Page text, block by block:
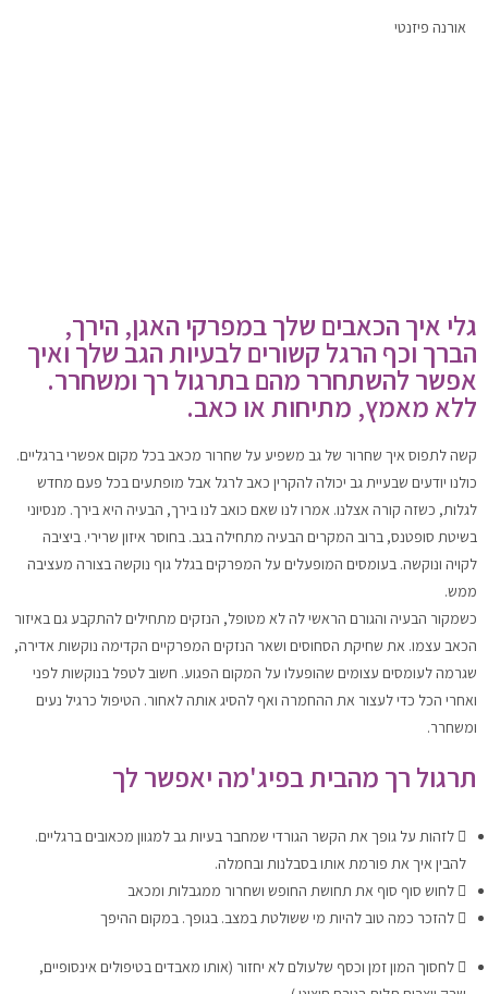
אורנה פיזנטי
גלי איך הכאבים שלך במפרקי האגן, הירך,
הברך וכף הרגל קשורים לבעיות הגב שלך ואיך
אפשר להשתחרר מהם בתרגול רך ומשחרר.
ללא מאמץ, מתיחות או כאב.
קשה לתפוס איך שחרור של גב משפיע על שחרור מכאב בכל מקום אפשרי ברגליים.
כולנו יודעים שבעיית גב יכולה להקרין כאב לרגל אבל מופתעים בכל פעם מחדש
לגלות, כשזה קורה אצלנו. אמרו לנו שאם כואב לנו בירך, הבעיה היא בירך. מנסיוני
בשיטת סופטנס, ברוב המקרים הבעיה מתחילה בגב. בחוסר איזון שרירי. ביציבה
לקויה ונוקשה. בעומסים המופעלים על המפרקים בגלל גוף נוקשה בצורה מעציבה
ממש.
כשמקור הבעיה והגורם הראשי לה לא מטופל, הנזקים מתחילים להתקבע גם באיזור
הכאב עצמו. את שחיקת הסחוסים ושאר הנזקים המפרקיים הקדימה נוקשות אדירה,
שגרמה לעומסים עצומים שהופעלו על המקום הפגוע. חשוב לטפל בנוקשות לפני
ואחרי הכל כדי לעצור את ההחמרה ואף להסיג אותה לאחור. הטיפול כרגיל נעים
ומשחרר.
תרגול רך מהבית בפיג'מה יאפשר לך
לזהות על גופך את הקשר הגורדי שמחבר בעיות גב למגוון מכאובים ברגליים.
להבין איך את פורמת אותו בסבלנות ובחמלה.
לחוש סוף סוף את תחושת החופש ושחרור ממגבלות ומכאב
להזכר כמה טוב להיות מי ששולטת במצב. בגופך. במקום ההיפך
לחסוך המון זמן וכסף שלעולם לא יחזור (אותו מאבדים בטיפולים אינסופיים,